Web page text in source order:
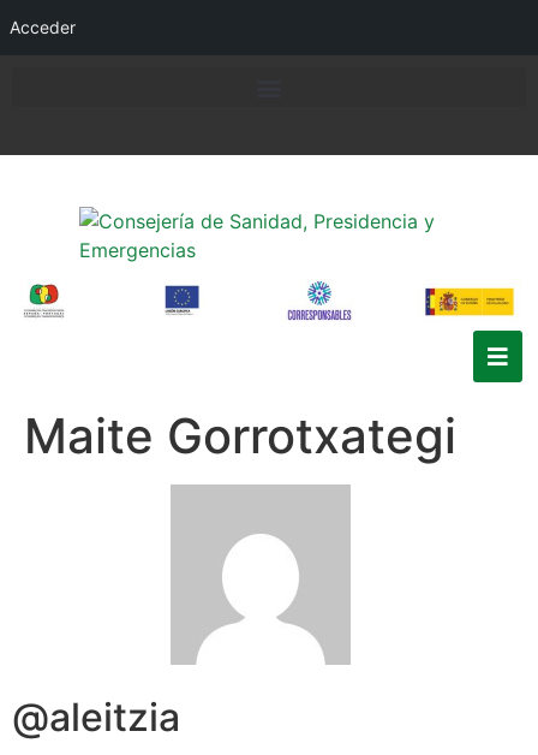
Acceder
Maite Gorrotxategi
@aleitzia